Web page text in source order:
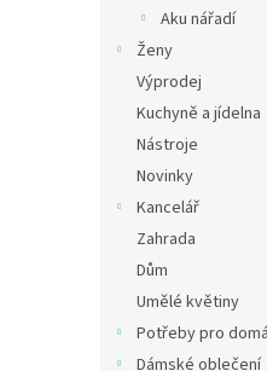
Aku nářadí
Ženy
Výprodej
Kuchyně a jídelna
Nástroje
Novinky
Kancelář
Zahrada
Dům
Umělé květiny
Potřeby pro
Dámské oblečení